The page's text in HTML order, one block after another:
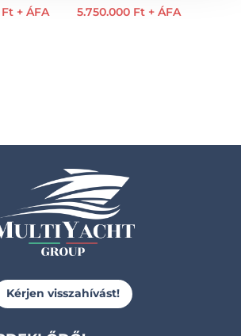
+ ÁFA 5.750.000 Ft + ÁFA
Kérjen visszahívást!